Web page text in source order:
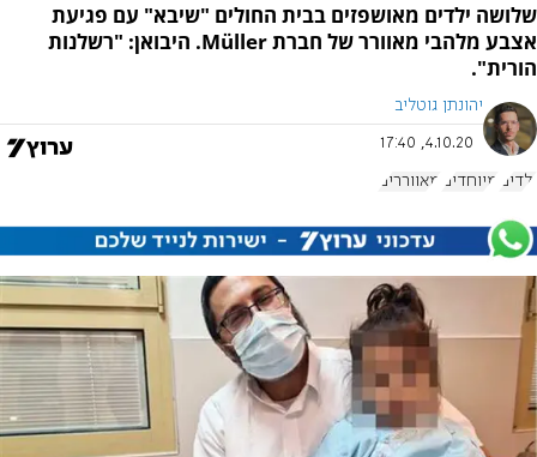
שלושה ילדים מאושפזים בבית החולים "שיבא" עם פגיעת
אצבע מלהבי מאוורר של חברת Müller. היבואן: "רשלנות
הורית".
יהונתן גוטליב
4.10.20, 17:40
ילדים מיוחדים מאווררים